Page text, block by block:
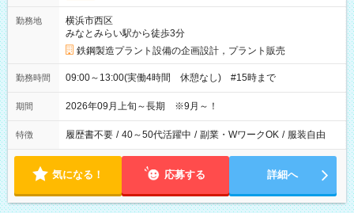
勤務地
横浜市西区
みなとみらい駅から徒歩3分
鉄鋼製造プラント設備の企画設計，プラント販売
勤務時間 09:00～13:00(実働4時間 休憩なし) #15時まで
期間 2026年09月上旬～長期 ※9月～！
特徴 履歴書不要 / 40～50代活躍中 / 副業・WワークOK / 服装自由
気になる！ 応募する 詳細へ